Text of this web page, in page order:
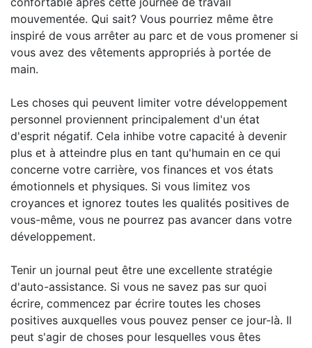
mouvementée. Qui sait? Vous pourriez même être
inspiré de vous arrêter au parc et de vous promener si
vous avez des vêtements appropriés à portée de
main.
Les choses qui peuvent limiter votre développement
personnel proviennent principalement d'un état
d'esprit négatif. Cela inhibe votre capacité à devenir
plus et à atteindre plus en tant qu'humain en ce qui
concerne votre carrière, vos finances et vos états
émotionnels et physiques. Si vous limitez vos
croyances et ignorez toutes les qualités positives de
vous-même, vous ne pourrez pas avancer dans votre
développement.
Tenir un journal peut être une excellente stratégie
d'auto-assistance. Si vous ne savez pas sur quoi
écrire, commencez par écrire toutes les choses
positives auxquelles vous pouvez penser ce jour-là. Il
peut s'agir de choses pour lesquelles vous êtes